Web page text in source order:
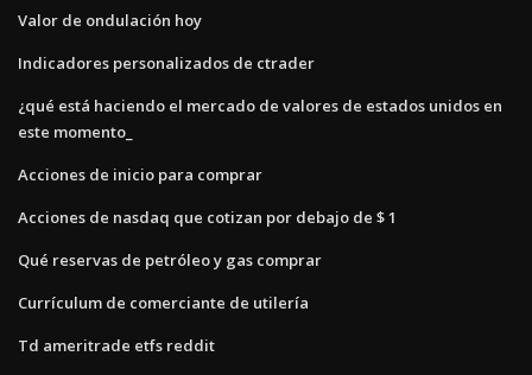
Valor de ondulación hoy
Indicadores personalizados de ctrader
¿qué está haciendo el mercado de valores de estados unidos en
este momento_
Acciones de inicio para comprar
Acciones de nasdaq que cotizan por debajo de $ 1
Qué reservas de petróleo y gas comprar
Currículum de comerciante de utilería
Td ameritrade etfs reddit